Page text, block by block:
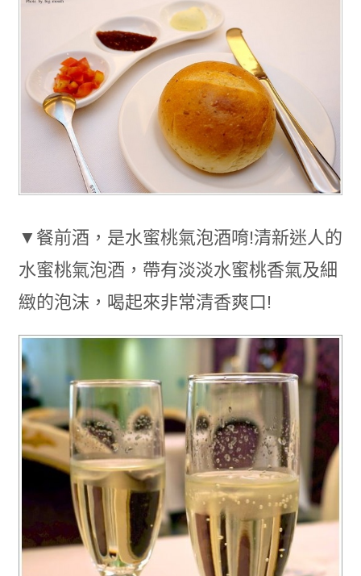
▼餐前酒，是水蜜桃氣泡酒唷!清新迷人的
水蜜桃氣泡酒，帶有淡淡水蜜桃香氣及細
緻的泡沫，喝起來非常清香爽口!